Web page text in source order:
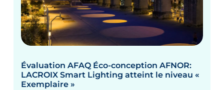
Évaluation AFAQ Éco-conception AFNOR:
LACROIX Smart Lighting atteint le niveau «
Exemplaire »